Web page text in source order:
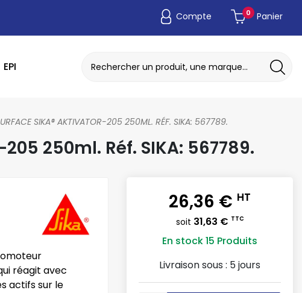
Compte 0 Panier
EPI
SIKA® AKTIVATOR-205 250ML. RÉF. SIKA: 567789.
205 250ml. Réf. SIKA: 567789.
réagit avec
actifs sur le
26,36 € HT
soit 31,63 € TTC
En stock15 Produits
Livraison sous : 5 jours